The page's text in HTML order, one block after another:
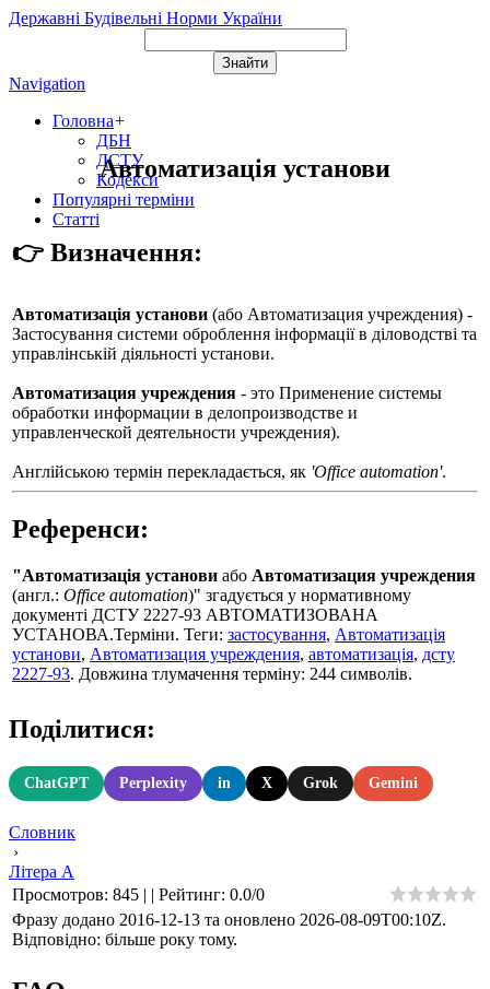
Державні Будівельні Норми України
Navigation
Головна+
ДБН
ДСТУ
Кодекси
Популярні терміни
Статті
Автоматизація установи
👉 Визначення:
Автоматизація установи (або Автоматизация учреждения) -
Застосування системи оброблення інформації в діловодстві та
управлінській діяльності установи.
Автоматизация учреждения - это Применение системы
обработки информации в делопроизводстве и
управленческой деятельности учреждения).
Англійською термін перекладається, як 'Office automation'.
Референси:
"Автоматизація установи або Автоматизация учреждения
(англ.: Office automation)" згадується у нормативному
документі ДСТУ 2227-93 АВТОМАТИЗОВАНА
УСТАНОВА.Терміни. Теги: застосування, Автоматизація
установи, Автоматизация учреждения, автоматизація, дсту
2227-93. Довжина тлумачення терміну: 244 символів.
Поділитися:
ChatGPT Perplexity in X Grok Gemini
Словник
›
Літера А
Просмотров: 845 | | Рейтинг: 0.0/0
Фразу додано 2016-12-13 та оновлено 2026-08-09T00:10Z.
Відповідно: більше року тому.